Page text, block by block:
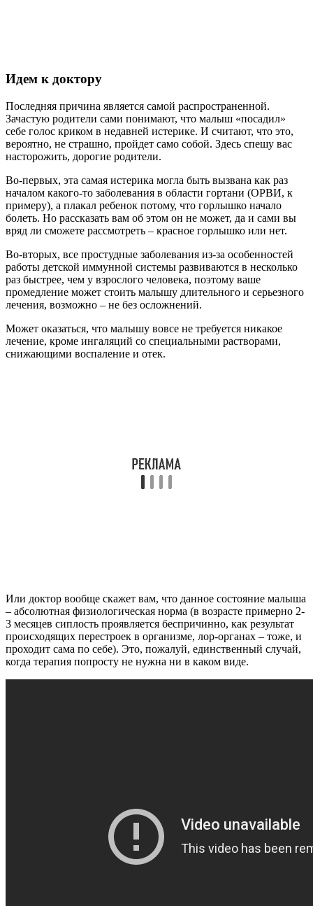
Идем к доктору
Последняя причина является самой распространенной.
Зачастую родители сами понимают, что малыш «посадил»
себе голос криком в недавней истерике. И считают, что это,
вероятно, не страшно, пройдет само собой. Здесь спешу вас
насторожить, дорогие родители.
Во-первых, эта самая истерика могла быть вызвана как раз
началом какого-то заболевания в области гортани (ОРВИ, к
примеру), а плакал ребенок потому, что горлышко начало
болеть. Но рассказать вам об этом он не может, да и сами вы
вряд ли сможете рассмотреть – красное горлышко или нет.
Во-вторых, все простудные заболевания из-за особенностей
работы детской иммунной системы развиваются в несколько
раз быстрее, чем у взрослого человека, поэтому ваше
промедление может стоить малышу длительного и серьезного
лечения, возможно – не без осложнений.
Может оказаться, что малышу вовсе не требуется никакое
лечение, кроме ингаляций со специальными растворами,
снижающими воспаление и отек.
Или доктор вообще скажет вам, что данное состояние малыша
– абсолютная физиологическая норма (в возрасте примерно 2-
3 месяцев сиплость проявляется беспричинно, как результат
происходящих перестроек в организме, лор-органах – тоже, и
проходит сама по себе). Это, пожалуй, единственный случай,
когда терапия попросту не нужна ни в каком виде.